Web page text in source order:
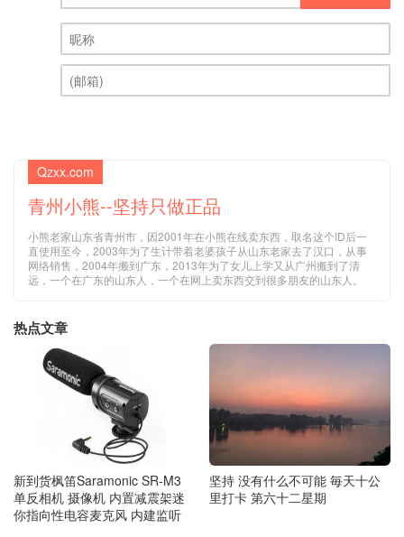
昵称 (必填)
Qzxx.com
青州小熊--坚持只做正品
小熊老家山东省青州市，因2001年在小熊在线卖东西，取名这个ID后一
直使用至今，2003年为了生计带着老婆孩子从山东老家去了汉口，从事
网络销售，2004年搬到广东，2013年为了女儿上学又从广州搬到了清
远，一个在广东的山东人，一个在网上卖东西交到很多朋友的山东人。
热点文章
新到货枫笛Saramonic SR-M3
单反相机 摄像机 内置减震架迷
你指向性电容麦克风 内建监听
坚持 没有什么不可能 毎天十公
里打卡 第六十二星期